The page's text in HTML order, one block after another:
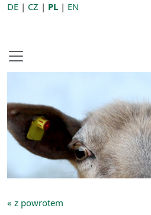
DE | CZ | PL | EN
« z powrotem